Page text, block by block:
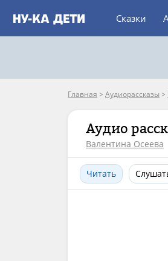
Сказки
Главная > Аудиорассказы >
Аудио
Валентина Осеева
Читать